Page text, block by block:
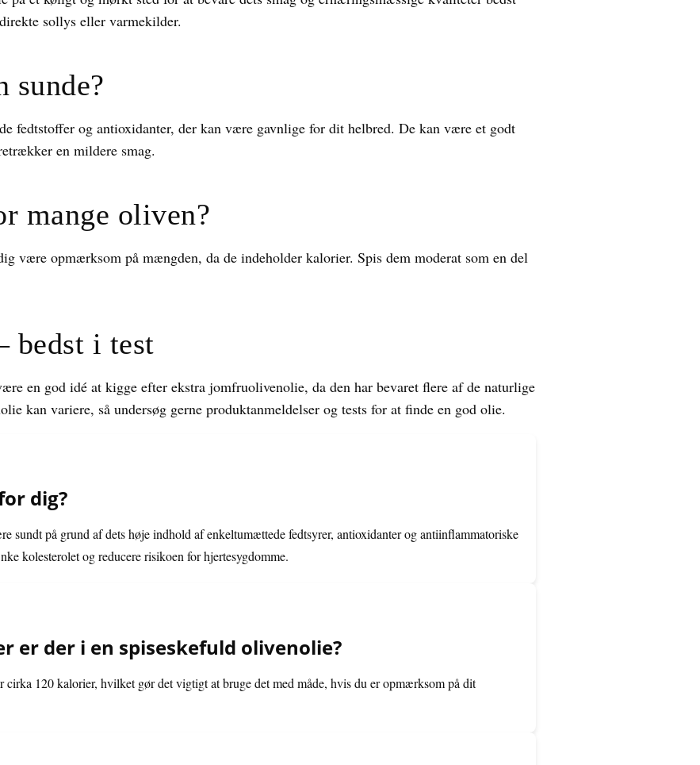
sollys eller varmekilder.
sunde?
fedtstoffer og antioxidanter, der kan være gavnlige for dit helbred. De kan være et godt
en mildere smag.
mange oliven?
være opmærksom på mængden, da de indeholder kalorier. Spis dem moderat som en del
bedst i test
en god idé at kigge efter ekstra jomfruolivenolie, da den har bevaret flere af de naturlige
kan variere, så undersøg gerne produktanmeldelser og tests for at finde en god olie.
dig?
sundt på grund af dets høje indhold af enkeltumættede fedtsyrer, antioxidanter og antiinflammatoriske
kolesterolet og reducere risikoen for hjertesygdomme.
er der i en spiseskefuld olivenolie?
cirka 120 kalorier, hvilket gør det vigtigt at bruge det med måde, hvis du er opmærksom på dit